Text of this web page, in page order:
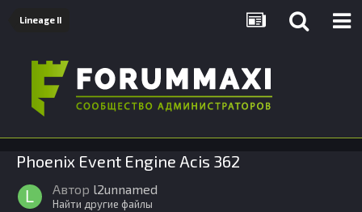
Lineage II
Phoenix Event Engine Acis 362
Автор l2unnamed
Найти другие файлы